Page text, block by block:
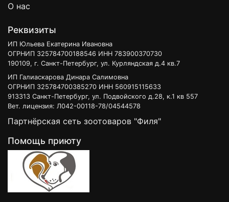
О нас
Реквизиты
ИП Юльева Екатерина Ивановна
ОГРНИП 325784700188546 ИНН 783900370730
190109, г. Санкт-Петербург, ул. Курляндская д.4 кв.7
ИП Галиаскарова Динара Салимовна
ОГРНИП 325784700385270 ИНН 560915115633
913313 Санкт-Петербург, ул. Подвойского д.28, к.1 кв 557
Вет. лицензия: Л042-00118-78/04544578
Партнёрская сеть зоотоваров "Филя"
Помощь приюту